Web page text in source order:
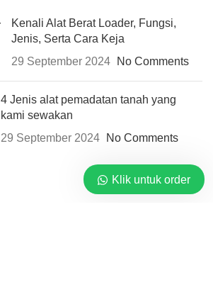
Kenali Alat Berat Loader, Fungsi,
Jenis, Serta Cara Keja
29 September 2024
No Comments
4 Jenis alat pemadatan tanah yang
kami sewakan
29 September 2024
No Comments
Klik untuk order